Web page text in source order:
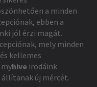
a minden
ebben a
jól érzi magát.
mely minden
kellemes
myhive irodáink
új mércét.